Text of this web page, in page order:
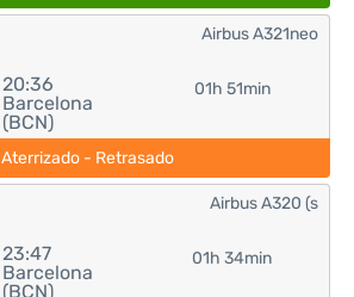
20:36
Barcelona
(BCN)
01h 51min
Airbus A321neo
Aterrizado - Retrasado
23:47
Barcelona
(BCN)
01h 34min
Airbus A320 (s